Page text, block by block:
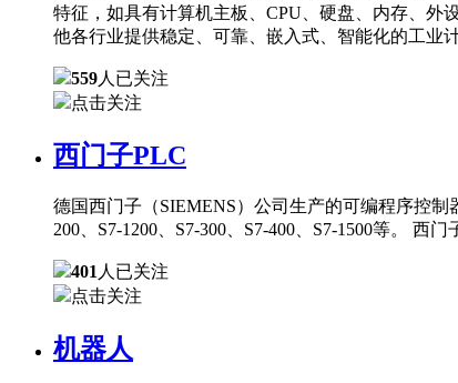
特征，如具有计算机主板、CPU、硬盘、内存、外
他各行业提供稳定、可靠、嵌入式、智能化的工业计
559人已关注
点击关注
西门子PLC
德国西门子（SIEMENS）公司生产的可编程序控
200、S7-1200、S7-300、S7-400、S7-1500等。 西
401 人已关注
点击关注
机器人